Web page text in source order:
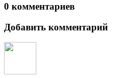
0 комментариев
Добавить комментарий